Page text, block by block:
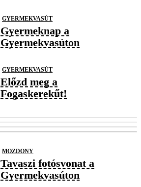
GYERMEKVASÚT
Gyermeknap a
Gyermekvasúton
GYERMEKVASÚT
Előzd meg a
Fogaskerekűt!
MOZDONY
Tavaszi fotósvonat a
Gyermekvasúton